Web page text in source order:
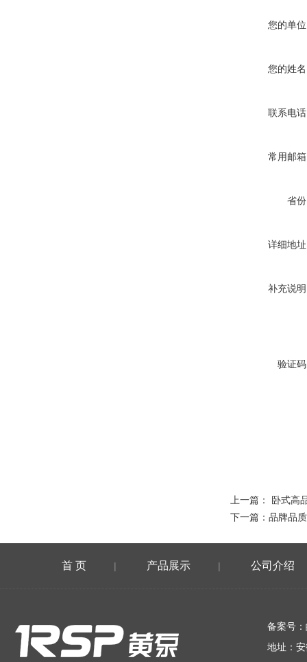
您的单
您的姓
联系电
常用邮
省
详细地
补充说
验证
上一篇： 卧式高
下一篇： 品牌品
首 页 | 产品展示 | 公司介绍
备案号：
地址：